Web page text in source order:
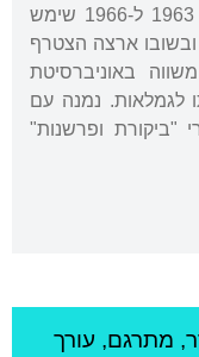
באוניברסיטת תל אביב עד 1961. בין 1963 ל-1966 שימש
ארצה הצטרף
באוניברסיטת
לגמלאות. נמנה עם
"ביקורת ופרשנות"
מתרגם, עורך